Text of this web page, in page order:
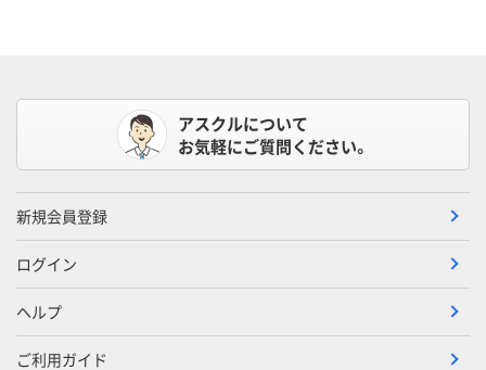
アスクルについて
お気軽にご質問ください。
新規会員登録
ログイン
ヘルプ
ご利用ガイド